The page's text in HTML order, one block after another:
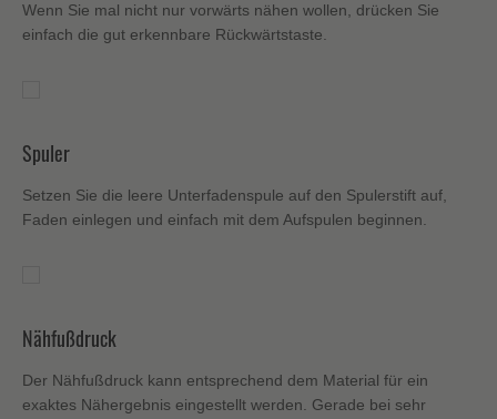
Wenn Sie mal nicht nur vorwärts nähen wollen, drücken Sie
einfach die gut erkennbare Rückwärtstaste.
Spuler
Setzen Sie die leere Unterfadenspule auf den Spulerstift auf,
Faden einlegen und einfach mit dem Aufspulen beginnen.
Nähfußdruck
Der Nähfußdruck kann entsprechend dem Material für ein
exaktes Nähergebnis eingestellt werden. Gerade bei sehr